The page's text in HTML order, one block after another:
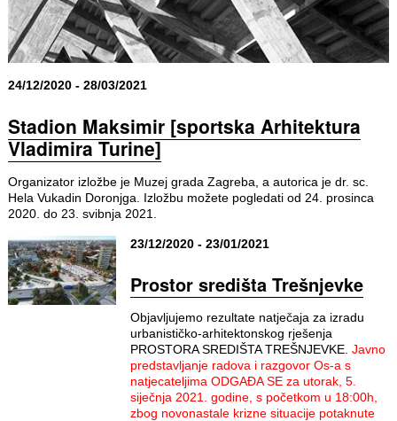
24/12/2020 - 28/03/2021
Stadion Maksimir [sportska Arhitektura
Vladimira Turine]
Organizator izložbe je Muzej grada Zagreba, a autorica je dr. sc.
Hela Vukadin Doronjga. Izložbu možete pogledati od 24. prosinca
2020. do 23. svibnja 2021.
23/12/2020 - 23/01/2021
Prostor središta Trešnjevke
Objavljujemo rezultate natječaja za izradu
urbanističko-arhitektonskog rješenja
PROSTORA SREDIŠTA TREŠNJEVKE. Javno
predstavljanje radova i razgovor Os-a s
natjecateljima ODGAĐA SE za utorak, 5.
siječnja 2021. godine, s početkom u 18:00h,
zbog novonastale krizne situacije potaknute